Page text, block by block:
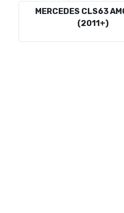
MERCEDES CLS63
(2011+)